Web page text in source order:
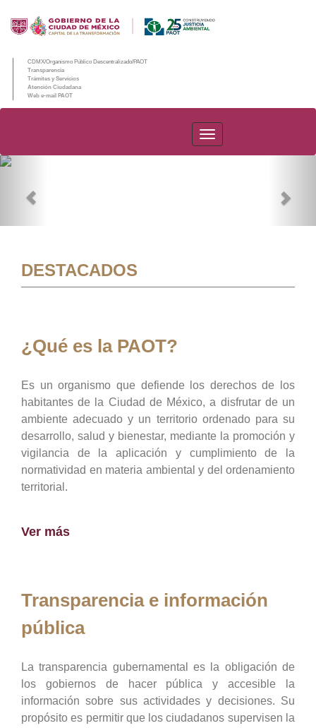
CDMX/Organismo Público Descentralizado/PAOT
Transparencia
Trámites y Servicios
Atención Ciudadana
Web e-mail PAOT
PAOT
DESTACADOS
¿Qué es la PAOT?
Es un organismo que defiende los derechos de los
habitantes de la Ciudad de México, a disfrutar de un
ambiente adecuado y un territorio ordenado para su
desarrollo, salud y bienestar, mediante la promoción y
vigilancia de la aplicación y cumplimiento de la
normatividad en materia ambiental y del ordenamiento
territorial.
Ver más
Transparencia e información
pública
La transparencia gubernamental es la obligación de
los gobiernos de hacer pública y accesible la
información sobre sus actividades y decisiones. Su
propósito es permitir que los ciudadanos supervisen la